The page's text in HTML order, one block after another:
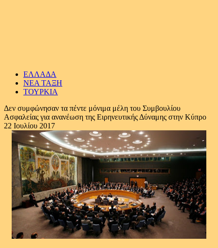
ΕΛΛΑΔΑ
ΝΕΑ ΤΑΞΗ
ΤΟΥΡΚΙΑ
Δεν συμφώνησαν τα πέντε μόνιμα μέλη του Συμβουλίου
Ασφαλείας για ανανέωση της Ειρηνευτικής Δύναμης στην Κύπρο
22 Ιουλίου 2017